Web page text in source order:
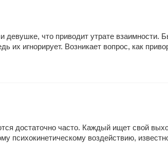
что приводит утрате взаимности.
их игнорирует. Возникает вопрос, как
достаточно часто. Каждый ищет свой
воздействию,